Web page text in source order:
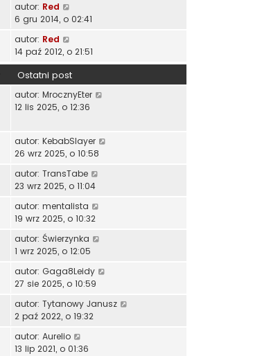
autor: Red
6 gru 2014, o 02:41
autor: Red
14 paź 2012, o 21:51
Ostatni post
autor: MrocznyEter
12 lis 2025, o 12:36
autor: KebabSlayer
26 wrz 2025, o 10:58
autor: TransTabe
23 wrz 2025, o 11:04
autor: mentalista
19 wrz 2025, o 10:32
autor: Świerzynka
1 wrz 2025, o 12:05
autor: Gaga8Leidy
27 sie 2025, o 10:59
autor: Tytanowy Janusz
2 paź 2022, o 19:32
autor: Aurelio
13 lip 2021, o 01:36